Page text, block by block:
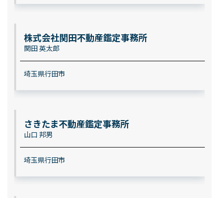
株式会社関田不動産鑑定事務所
関田 英太郎
埼玉県行田市
さきたま不動産鑑定事務所
山口 邦男
埼玉県行田市